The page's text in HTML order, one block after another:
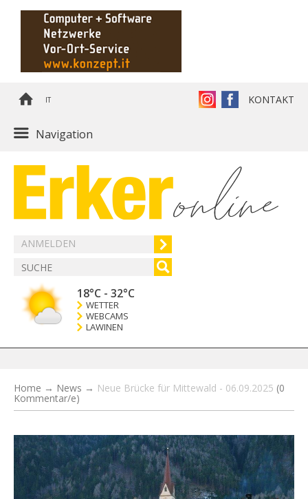
IT KONTAKT
Navigation
ANMELDEN
18°C - 32°C
WETTER
WEBCAMS
LAWINEN
Home → News → Neue Brücke für Mittewald - 06.09.2025 (0
Kommentar/e)